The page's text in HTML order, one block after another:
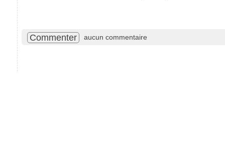
Commenter aucun commentaire